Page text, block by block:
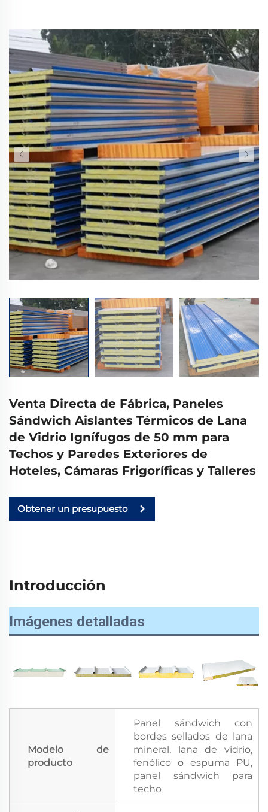
Venta Directa de Fábrica, Paneles
Sándwich Aislantes Térmicos de Lana
de Vidrio Ignífugos de 50 mm para
Techos y Paredes Exteriores de
Hoteles, Cámaras Frigoríficas y Talleres
Obtener un presupuesto
Introducción
Imágenes detalladas
Modelo de
producto
Panel sándwich con
bordes sellados de lana
mineral, lana de vidrio,
fenólico o espuma PU,
panel sándwich para
techo